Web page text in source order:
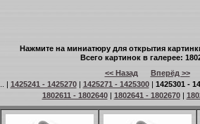
Нажмите на миниатюру для открытия
Всего картинок в галерее:
<< Назад
Вперёд >>
| 1425241 - 1425270| 1425271 - 1425300| 1425301 -
1802611 - 1802640| 1802641 - 1802670|